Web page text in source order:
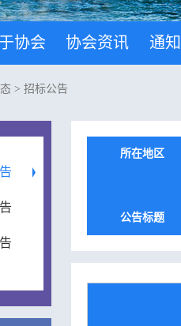
协会 协会资讯 通
> 招标公告
所在地区
公告标题